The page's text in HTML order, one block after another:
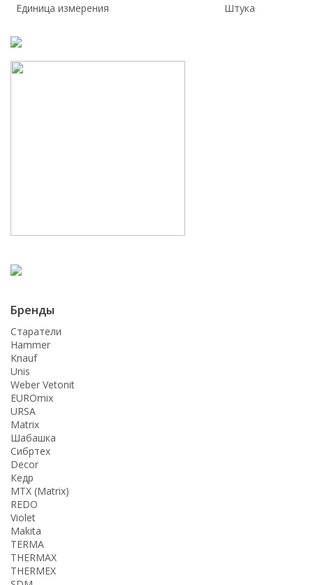
Единица измерения Штука
Бренды
Старатели
Hammer
Knauf
Unis
Weber Vetonit
EUROmix
URSA
Matrix
Шабашка
Сибртех
Decor
Кедр
MTX (Matrix)
REDO
Violet
Makita
TERMA
THERMАX
THERMEX